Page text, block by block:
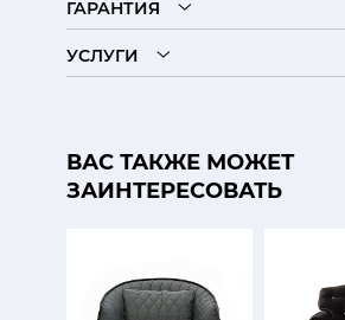
ГАРАНТИЯ
УСЛУГИ
ВАС ТАКЖЕ МОЖЕТ
ЗАИНТЕРЕСОВАТЬ